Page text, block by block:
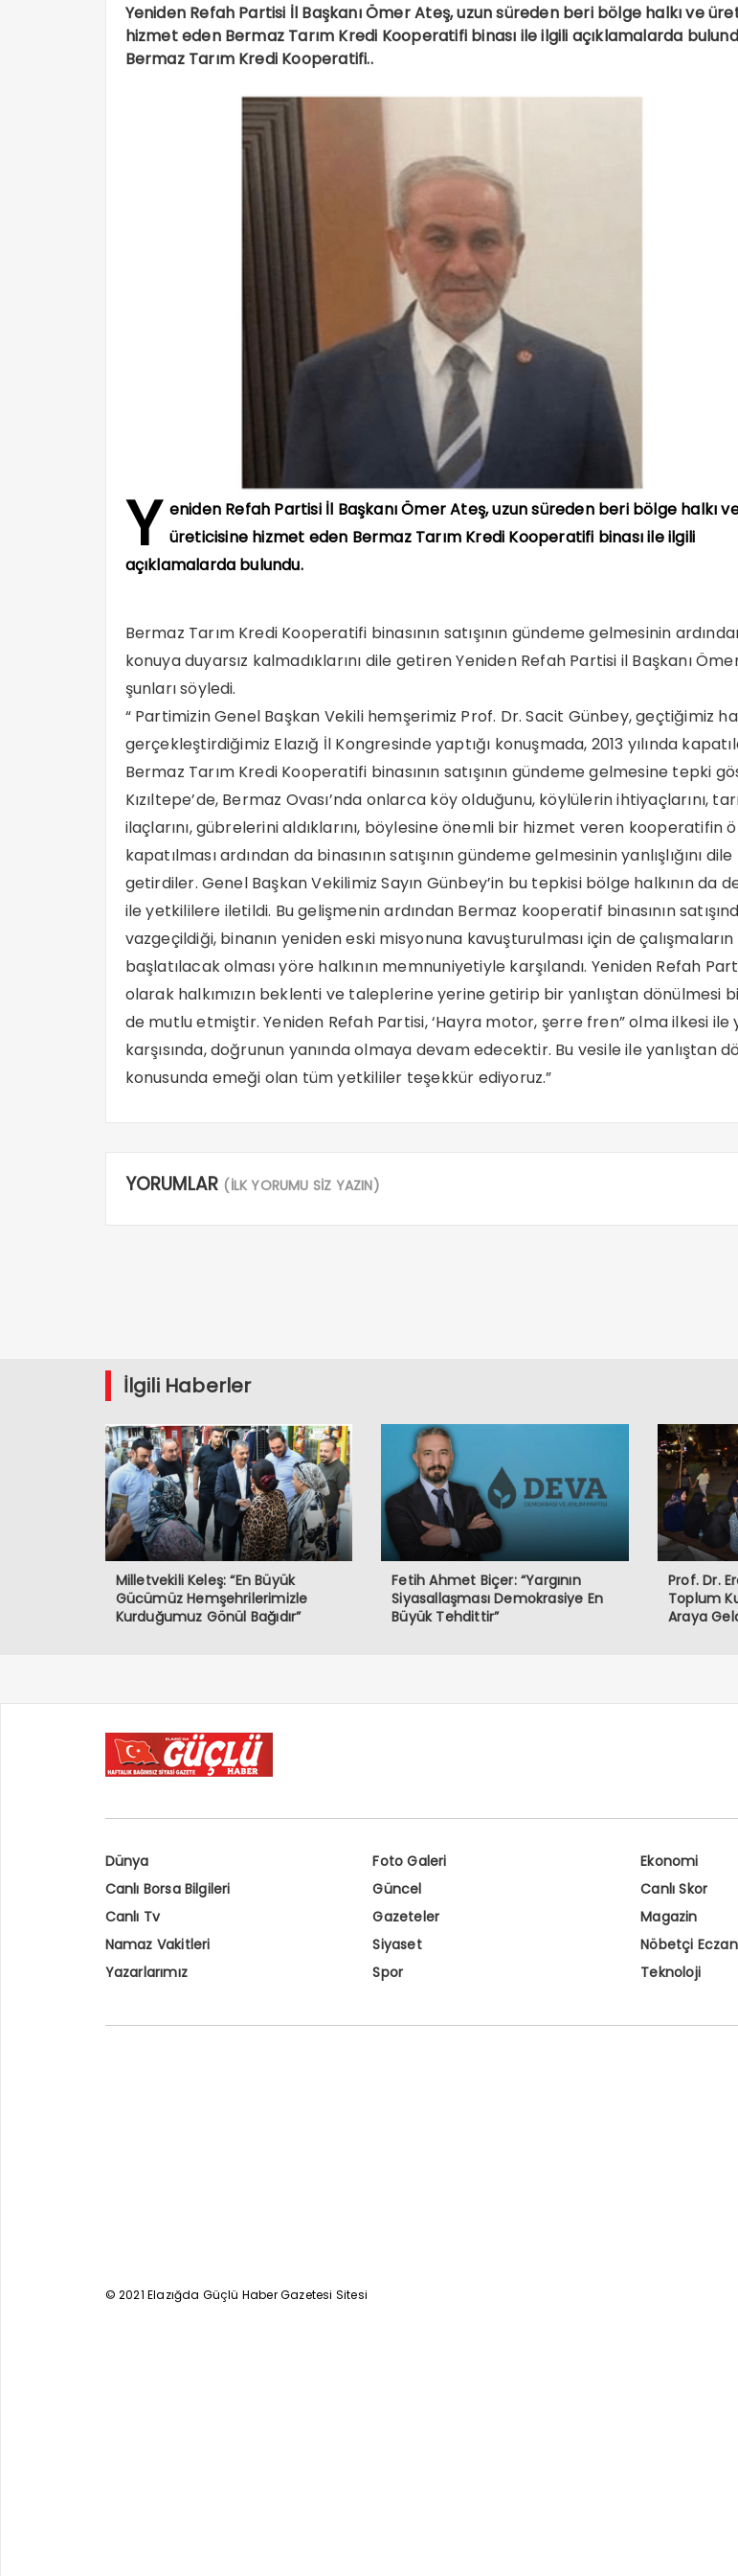
Yeniden Refah Partisi İl Başkanı Ömer Ateş, uzun süreden beri bölge halkı ve
hizmet eden Bermaz Tarım Kredi Kooperatifi binası ile ilgili açıklamalarda
Bermaz Tarım Kredi Kooperatifi..
Y eniden Refah Partisi İl Başkanı Ömer Ateş, uzun süreden beri bölge halkı
üreticisine hizmet eden Bermaz Tarım Kredi Kooperatifi binası ile ilgili
açıklamalarda bulundu.
Bermaz Tarım Kredi Kooperatifi binasının satışının gündeme gelmesinin
konuya duyarsız kalmadıklarını dile getiren Yeniden Refah Partisi il Başkanı
şunları söyledi.
“ Partimizin Genel Başkan Vekili hemşerimiz Prof. Dr. Sacit Günbey, geçtiğimiz
gerçekleştirdiğimiz Elazığ İl Kongresinde yaptığı konuşmada, 2013 yılında
Bermaz Tarım Kredi Kooperatifi binasının satışının gündeme gelmesine tepki
Kızıltepe’de, Bermaz Ovası’nda onlarca köy olduğunu, köylülerin ihtiyaçlarını,
ilaçlarını, gübrelerini aldıklarını, böylesine önemli bir hizmet veren kooperatifin
kapatılması ardından da binasının satışının gündeme gelmesinin yanlışlığını dile
getirdiler. Genel Başkan Vekilimiz Sayın Günbey’in bu tepkisi bölge halkının da
ile yetkililere iletildi. Bu gelişmenin ardından Bermaz kooperatif binasının
vazgeçildiği, binanın yeniden eski misyonuna kavuşturulması için de çalışmaların
başlatılacak olması yöre halkının memnuniyetiyle karşılandı. Yeniden Refah
olarak halkımızın beklenti ve taleplerine yerine getirip bir yanlıştan dönülmesi
de mutlu etmiştir. Yeniden Refah Partisi, ‘Hayra motor, şerre fren” olma ilkesi ile
karşısında, doğrunun yanında olmaya devam edecektir. Bu vesile ile yanlıştan
konusunda emeği olan tüm yetkililer teşekkür ediyoruz.”
YORUMLAR (İLK YORUMU SİZ YAZIN)
İlgili Haberler
Milletvekili Keleş: “En Büyük
Gücümüz Hemşehrilerimizle
Kurduğumuz Gönül Bağıdır”
Fetih Ahmet Biçer: “Yargının
Siyasallaşması Demokrasiye En
Büyük Tehdittir”
Prof. Dr.
Toplum
Araya
Dünya Foto Galeri Ekonomi
Canlı Borsa Bilgileri
Güncel Canlı Skor
Canlı Tv
Gazeteler Magazin
Namaz Vakitleri
Siyaset Nöbetçi
Yazarlarımız
Spor Teknoloji
© 2021 Elazığda Güçlü Haber Gazetesi Sitesi